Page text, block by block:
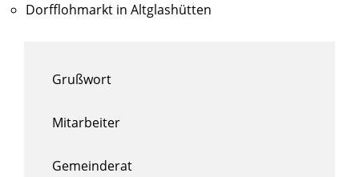
Dorfflohmarkt in Altglashütten
Grußwort
Mitarbeiter
Gemeinderat